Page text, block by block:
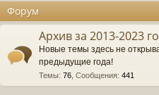
Форум
Архив за 2013-2023
Новые темы здесь не
предыдущие года!
Темы: 76 Сообщения: 441